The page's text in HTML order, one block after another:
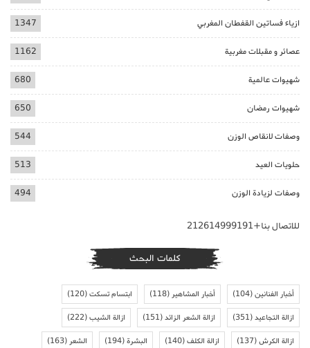
ازياء فساتين القفطان المغربي 1347
عصائر و مقبلات مغربية 1162
شهيوات عالمية 680
شهيوات رمضان 650
وصفات لانقاص الوزن 544
حلويات العيد 513
وصفات لزيادة الوزن 494
للاتصال بنا+212614999191
كلمات البحث
أخبار الفنانين(104) أخبار المشاهير(118) ابتسام تسكت(120)
ازالة التجاعيد(351) ازالة الشعر الزائد(151) ازالة الشيب(222)
ازالة الكرش(137) ازالة الكلف(140) البشرة(194) الشعر(163)